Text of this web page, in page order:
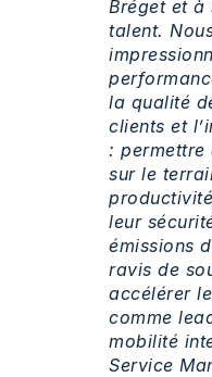
Bréget et à
talent.
la qualité
clients et
: permettre
sur le
leur
émissions
ravis de
accélérer
comme
mobilité
Service